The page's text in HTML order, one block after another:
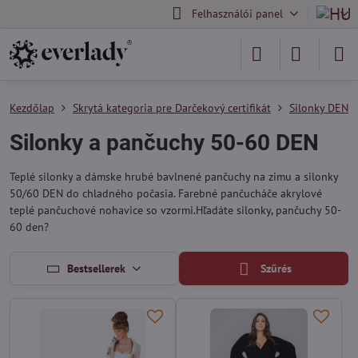
Felhasználói panel
Kezdőlap Skrytá kategoria pre Darčekový certifikát Silonky DEN
Silonky a pančuchy 50-60 DEN
Teplé silonky a dámske hrubé bavlnené pančuchy na zimu a silonky
50/60 DEN do chladného počasia. Farebné pančucháče akrylové
teplé pančuchové nohavice so vzormi.Hľadáte silonky, pančuchy 50-
60 den?
Bestsellerek Szűrés